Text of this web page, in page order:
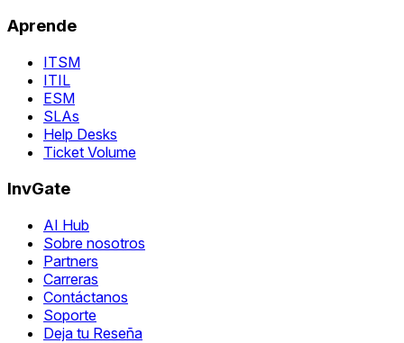
Aprende
ITSM
ITIL
ESM
SLAs
Help Desks
Ticket Volume
InvGate
AI Hub
Sobre nosotros
Partners
Carreras
Contáctanos
Soporte
Deja tu Reseña